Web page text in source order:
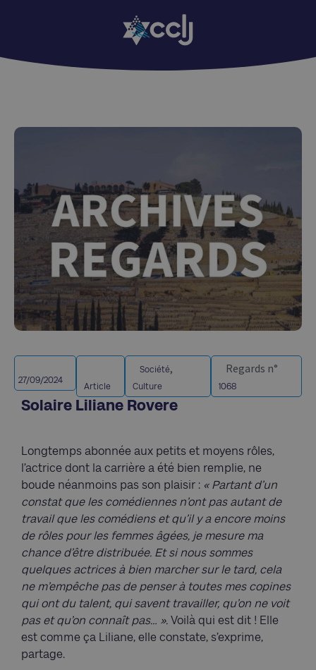
27/09/2024
Article
Société,
Culture
Regards n°
1068
Solaire Liliane Rovere
Longtemps abonnée aux petits et moyens rôles,
l’actrice dont la carrière a été bien remplie, ne
boude néanmoins pas son plaisir : « Partant d’un
constat que les comédiennes n’ont pas autant de
travail que les comédiens et qu’il y a encore moins
de rôles pour les femmes âgées, je mesure ma
chance d’être distribuée. Et si nous sommes
quelques actrices à bien marcher sur le tard, cela
ne m’empêche pas de penser à toutes mes copines
qui ont du talent, qui savent travailler, qu’on ne voit
pas et qu’on connaît pas… ». Voilà qui est dit ! Elle
est comme ça Liliane, elle constate, s’exprime,
partage.